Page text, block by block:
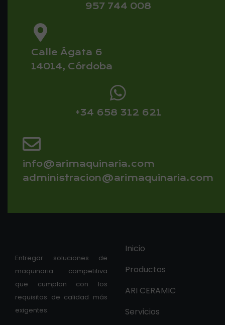
957 744 008
Calle Ágata 6
14014, Córdoba
+34 658 312 621
info@arimaquinaria.com
administracion@arimaquinaria.com
Entregar soluciones de
maquinaria competitiva
que cumplan con los
requisitos de calidad más
exigentes.
Inicio
Productos
ARI CERAMIC
Servicios